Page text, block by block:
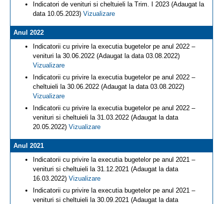
Indicatori de venituri si cheltuieli la Trim. I 2023 (Adaugat la
data 10.05.2023) Vizualizare
Anul 2022
Indicatorii cu privire la executia bugetelor pe anul 2022 –
venituri la 30.06.2022 (Adaugat la data 03.08.2022)
Vizualizare
Indicatorii cu privire la executia bugetelor pe anul 2022 –
cheltuieli la 30.06.2022 (Adaugat la data 03.08.2022)
Vizualizare
Indicatorii cu privire la executia bugetelor pe anul 2022 –
venituri si cheltuieli la 31.03.2022 (Adaugat la data
20.05.2022) Vizualizare
Anul 2021
Indicatorii cu privire la executia bugetelor pe anul 2021 –
venituri si cheltuieli la 31.12.2021 (Adaugat la data
16.03.2022) Vizualizare
Indicatorii cu privire la executia bugetelor pe anul 2021 –
venituri si cheltuieli la 30.09.2021 (Adaugat la data